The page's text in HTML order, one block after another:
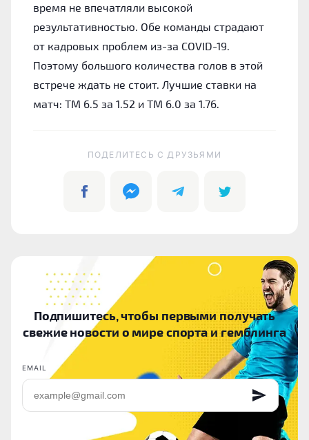
время не впечатляли высокой
результативностью. Обе команды страдают
от кадровых проблем из-за COVID-19.
Поэтому большого количества голов в этой
встрече ждать не стоит. Лучшие ставки на
матч: ТМ 6.5 за 1.52 и ТМ 6.0 за 1.76.
ПОДЕЛИТЕСЬ C ДРУЗЬЯМИ
Подпишитесь, чтобы первыми получать
свежие новости о мире спорта и гемблинга
EMAIL